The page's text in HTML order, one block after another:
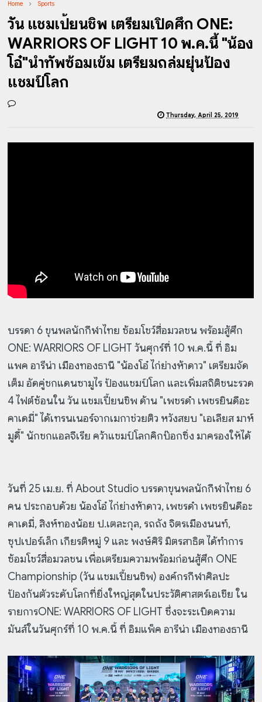
Home Sports
วัน แชมเปี้ยนชิพ เตรียมเปิดศึก ONE:
WARRIORS OF LIGHT 10 พ.ค.นี้ "น้อง
โอ๋"นำทัพซ้อมเข้ม เตรียมถล่มยุ่นป้อง
แชมป์โลก
Thursday, April 25, 2019
บรรดา 6 ขุนพลนักกีฬาไทย ซ้อมโชว์สื่อมวลชน พร้อมสู้ศึก
ONE: WARRIORS OF LIGHT วันศุกร์ที่ 10 พ.ค.นี้ ที่ อิม
แพค อารีน่า เมืองทองธานี "น้องโอ๋ ไก่ย่างห้าดาว" เตรียมจัด
เต็ม อัดคู่ชกแดนซามูไร ป้องแชมป์โลก และเพิ่มสถิติชนะรวด
4 ไฟต์ซ้อนใน วัน แชมเปี้ยนชิพ ด้าน "เพชรดำ เพชรยินดีอะ
คาเดมี่" ได้เทรนเนอร์จากเมกาช่วยติว หวังสยบ "เอเลียส มาห์
มูดี้" นักชกแอลจีเรีย คว้าแชมป์โลกคิกบ๊อกซิ่ง มาครองให้ได้
วันที่ 25 เม.ย. ที่ About Studio บรรดาขุนพลนักกีฬาไทย 6
คน ประกอบด้วย น้องโอ๋ ไก่ย่างห้าดาว, เพชรดำ เพชรยินดีอะ
คาเดมี่, สิงห์ทองน้อย ป.เตละกุล, รถถัง จิตรเมืองนนท์,
ซุปเปอร์เล็ก เกียรติหมู่ 9 และ พงษ์ศิริ มิตรสาธิต ได้ทำการ
ซ้อมโชว์สื่อมวลชน เพื่อเตรียมความพร้อมก่อนสู้ศึก ONE
Championship (วัน แชมเปี้ยนชิพ) องค์กรกีฬาศิลปะ
ป้องกันตัวระดับโลกที่ยิ่งใหญ่สุดในประวัติศาสตร์เอเชีย ใน
รายการONE: WARRIORS OF LIGHT ซึ่งจะระเบิดความ
มันส์ในวันศุกร์ที่ 10 พ.ค.นี้ ที่ อิมแพ็ค อารีน่า เมืองทองธานี